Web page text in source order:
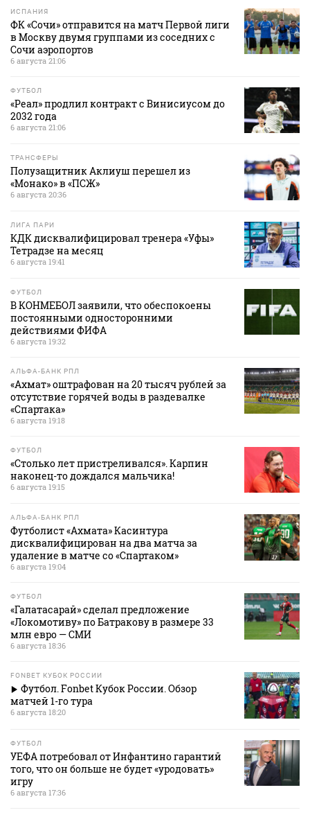
ИСПАНИЯ
ФК «Сочи» отправится на матч Первой лиги
в Москву двумя группами из соседних с
Сочи аэропортов
6 августа 21:06
ФУТБОЛ
«Реал» продлил контракт с Винисиусом до
2032 года
6 августа 21:06
ТРАНСФЕРЫ
Полузащитник Аклиуш перешел из
«Монако» в «ПСЖ»
6 августа 20:36
ЛИГА ПАРИ
КДК дисквалифицировал тренера «Уфы»
Тетрадзе на месяц
6 августа 19:41
ФУТБОЛ
В КОНМЕБОЛ заявили, что обеспокоены
постоянными односторонними
действиями ФИФА
6 августа 19:32
АЛЬФА-БАНК РПЛ
«Ахмат» оштрафован на 20 тысяч рублей за
отсутствие горячей воды в раздевалке
«Спартака»
6 августа 19:18
ФУТБОЛ
«Столько лет пристреливался». Карпин
наконец-то дождался мальчика!
6 августа 19:15
АЛЬФА-БАНК РПЛ
Футболист «Ахмата» Касинтура
дисквалифицирован на два матча за
удаление в матче со «Спартаком»
6 августа 19:04
ФУТБОЛ
«Галатасарай» сделал предложение
«Локомотиву» по Батракову в размере 33
млн евро — СМИ
6 августа 18:36
FONBET КУБОК РОССИИ
Футбол. Fonbet Кубок России. Обзор
матчей 1-го тура
6 августа 18:20
ФУТБОЛ
УЕФА потребовал от Инфантино гарантий
того, что он больше не будет «уродовать»
игру
6 августа 17:36